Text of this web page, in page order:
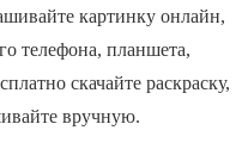
картинку онлайн,
телефона, планшета,
скачайте раскраску,
вручную.